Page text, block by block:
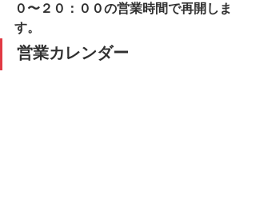
０〜２０：００の営業時間で再開しま
す。
営業カレンダー